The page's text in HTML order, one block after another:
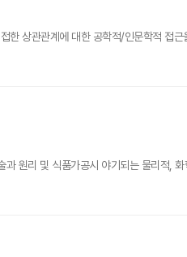
한 상관관계에 대한 공학적/인문학적 접
원리 및 식품가공시 야기되는 물리적,